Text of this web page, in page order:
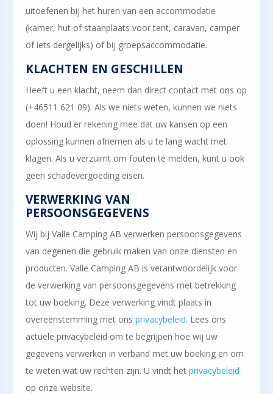
uitoefenen bij het huren van een accommodatie
(kamer, hut of staanplaats voor tent, caravan, camper
of iets dergelijks) of bij groepsaccommodatie.
KLACHTEN EN GESCHILLEN
Heeft u een klacht, neem dan direct contact met ons op
(+46511 621 09). Als we niets weten, kunnen we niets
doen! Houd er rekening mee dat uw kansen op een
oplossing kunnen afnemen als u te lang wacht met
klagen. Als u verzuimt om fouten te melden, kunt u ook
geen schadevergoeding eisen.
VERWERKING VAN
PERSOONSGEGEVENS
Wij bij Valle Camping AB verwerken persoonsgegevens
van degenen die gebruik maken van onze diensten en
producten. Valle Camping AB is verantwoordelijk voor
de verwerking van persoonsgegevens met betrekking
tot uw boeking. Deze verwerking vindt plaats in
overeenstemming met onsprivacybeleid. Lees ons
actuele privacybeleid om te begrijpen hoe wij uw
gegevens verwerken in verband met uw boeking en om
te weten wat uw rechten zijn. U vindt hetprivacybeleid
op onze website.